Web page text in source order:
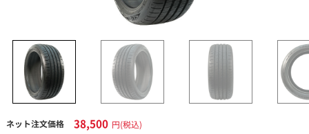
ネット注文価格 38,500 円(税込)